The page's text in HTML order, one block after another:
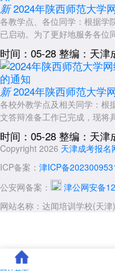
新 2024年陕西师范大学
各教学点、各位同学：根据学
已启动。为了更好地服务各位
时间：05-28 整编：天津
新 2024年陕西师范大学
各校外教学点及相关同学：根
文答辩准备工作已完成，现将
时间：05-28 整编：天津
Copyright 2026 天津成考报名
ICP备案： 津ICP备
公安网备案：
津公网安备
网站名称：达闻培训学校(天津